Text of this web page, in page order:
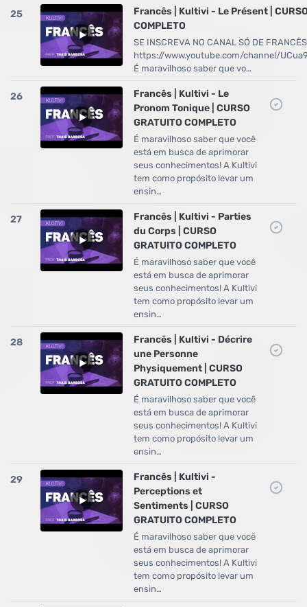
25
Francês | Kultivi - Le Présent |
COMPLETO
SE INSCREVA NO CANAL SÓ DE
https://www.youtube.com/channel/
É maravilhoso saber que vo…
26
Francês | Kultivi - Le
Pronom Tonique | CURSO
GRATUITO COMPLETO
É maravilhoso saber que você
está em busca de aprimorar
seus conhecimentos! A Kultivi
tem como propósito levar um
ensin…
27
Francês | Kultivi - Parties
du Corps | CURSO
GRATUITO COMPLETO
É maravilhoso saber que você
está em busca de aprimorar
seus conhecimentos! A Kultivi
tem como propósito levar um
ensin…
28
Francês | Kultivi - Décrire
une Personne
Physiquement | CURSO
GRATUITO COMPLETO
É maravilhoso saber que você
está em busca de aprimorar
seus conhecimentos! A Kultivi
tem como propósito levar um
ensin…
29
Francês | Kultivi -
Perceptions et
Sentiments | CURSO
GRATUITO COMPLETO
É maravilhoso saber que você
está em busca de aprimorar
seus conhecimentos! A Kultivi
tem como propósito levar um
ensin…